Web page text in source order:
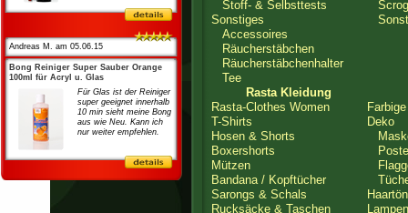
Stoff- & Selbsttests
Sonstiges
Accessoires
Räucherstäbchen
Räucherstäbchenhalter
Tee
Rasta Kleidung
Rasta-Clothes Women
T-Shirts
Hosen & Shorts
Boxershorts
Mützen
Bandana / Kopftücher
Sarongs & Schals
Rucksäcke & Taschen
Deko
Lampen
Andreas M. am 05.06.15
Bong Reiniger Super Sauber Orange
100ml für Acryl u. Glas
Für Glas ist der Reiniger
super geeignet innerhalb
10 min sieht meine Bong
aus wie Neu. Kann ich
nur weiter empfehlen.